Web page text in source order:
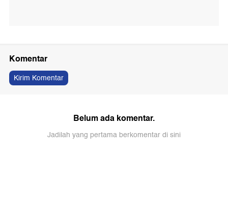
Komentar
Kirim Komentar
Belum ada komentar.
Jadilah yang pertama berkomentar di sini